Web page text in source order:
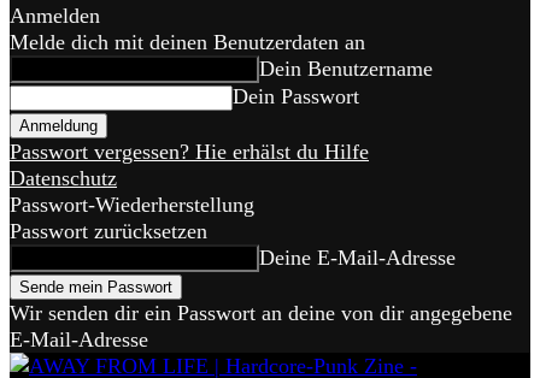
Anmelden
Melde dich mit deinen Benutzerdaten an
Dein Benutzername
Dein Passwort
Passwort vergessen? Hie erhälst du Hilfe
Datenschutz
Passwort-Wiederherstellung
Passwort zurücksetzen
Deine E-Mail-Adresse
Wir senden dir ein Passwort an deine von dir angegebene
E-Mail-Adresse